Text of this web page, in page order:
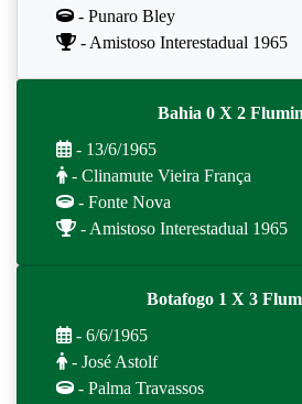
- Punaro Bley
- Amistoso Interestadual 1965
Bahia 0 X 2
- 13/6/1965
- Clinamute Vieira França
- Fonte Nova
- Amistoso Interestadual 1965
Botafogo 1 X 3
- 6/6/1965
- José Astolf
- Palma Travassos